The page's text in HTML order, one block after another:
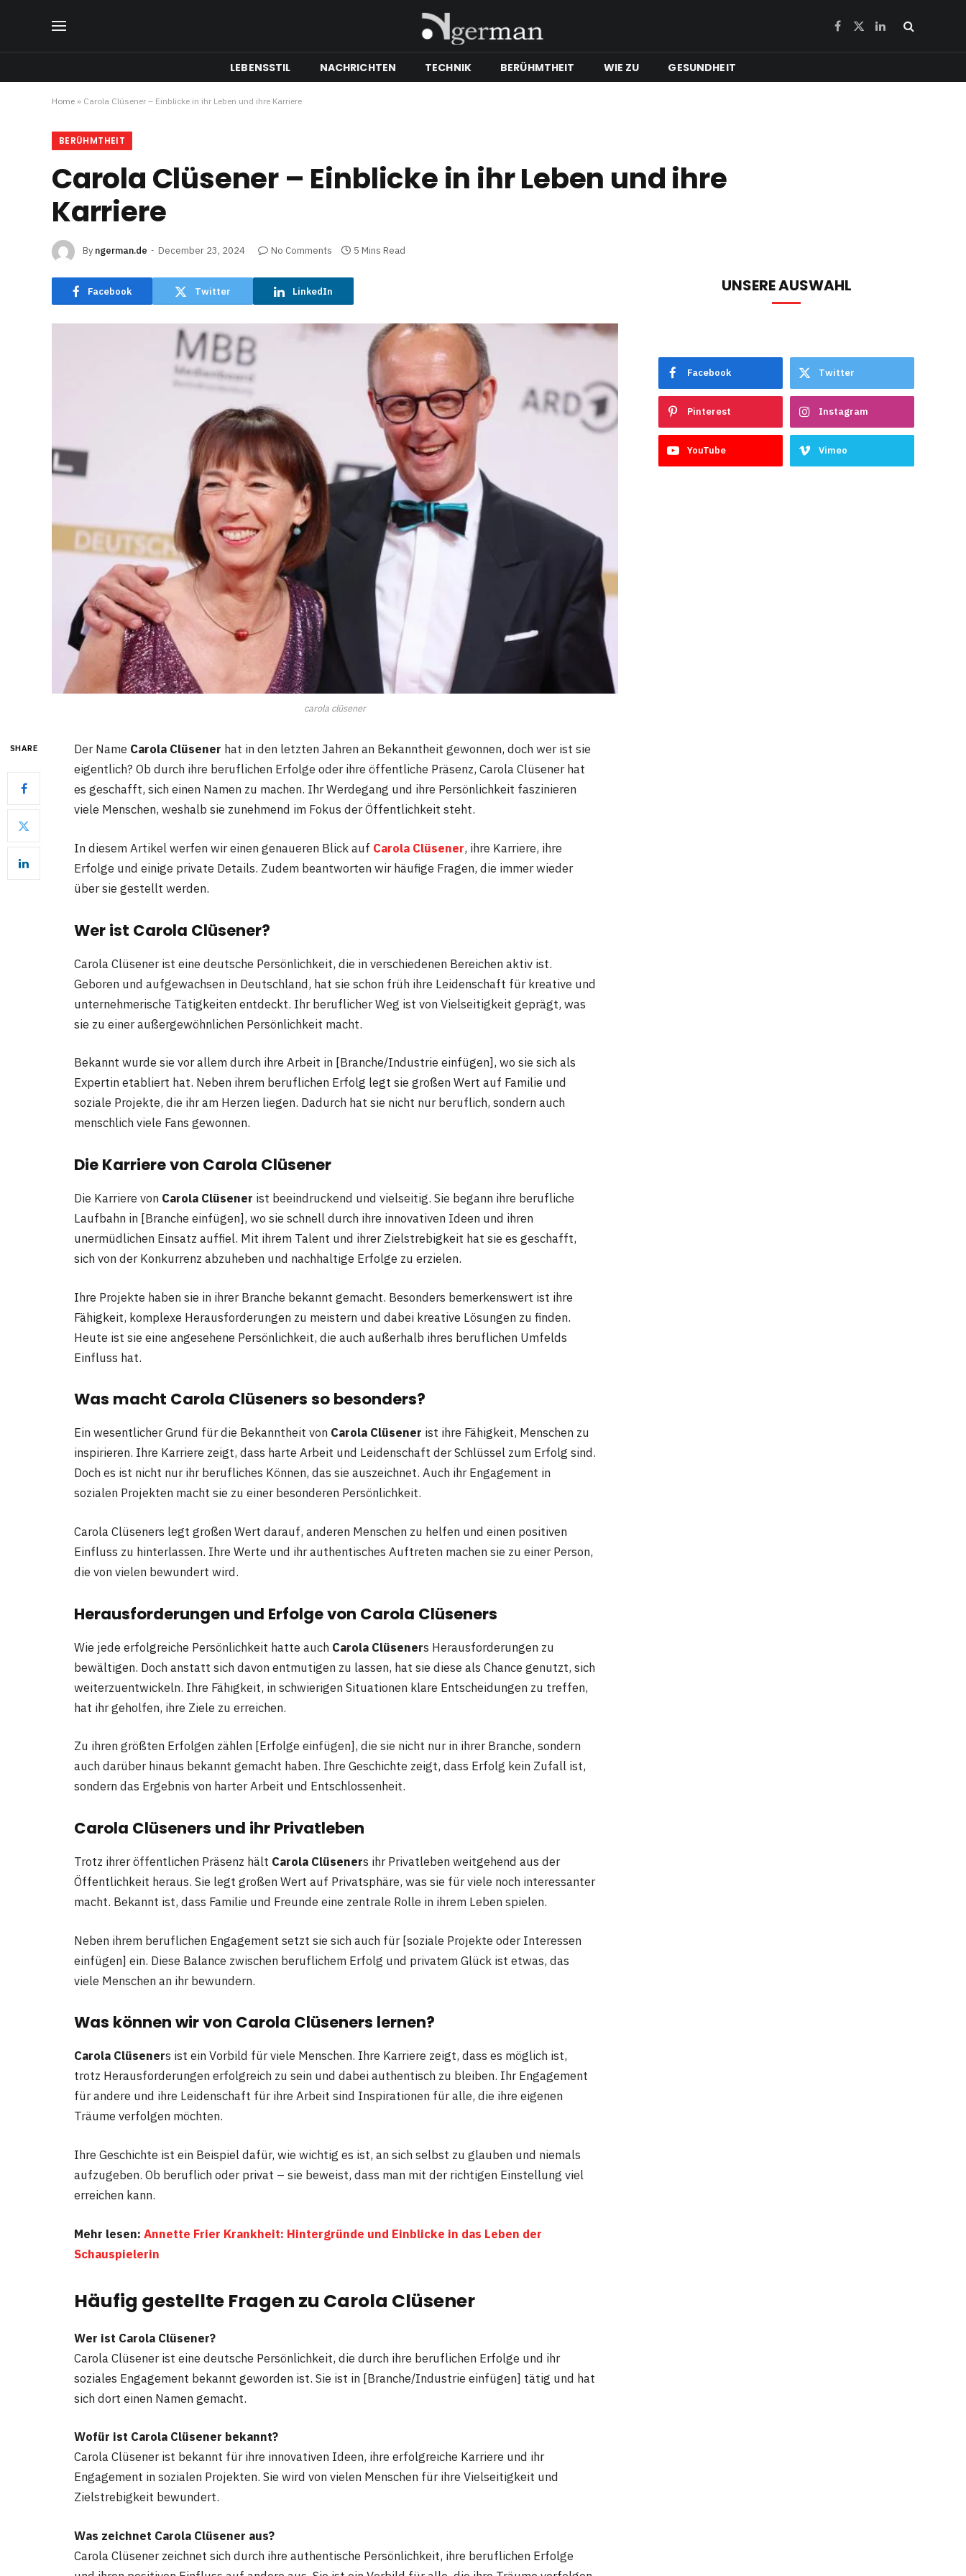
Facebook
X
LinkedIn
LEBENSSTIL NACHRICHTEN TECHNIK BERÜHMTHEIT WIE ZU GESUNDHEIT
Home » Carola Clüsener – Einblicke in ihr Leben und ihre Karriere
BERÜHMTHEIT
Carola Clüsener – Einblicke in ihr Leben und ihre
Karriere
By ngerman.de December 23, 2024 No Comments 5 Mins Read
Facebook Twitter LinkedIn
carola clüsener
SHARE Der Name Carola Clüsener hat in den letzten Jahren an Bekanntheit gewonnen, doch wer ist sie
eigentlich? Ob durch ihre beruflichen Erfolge oder ihre öffentliche Präsenz, Carola Clüsener hat
es geschafft, sich einen Namen zu machen. Ihr Werdegang und ihre Persönlichkeit faszinieren
viele Menschen, weshalb sie zunehmend im Fokus der Öffentlichkeit steht.
In diesem Artikel werfen wir einen genaueren Blick auf Carola Clüsener, ihre Karriere, ihre
Erfolge und einige private Details. Zudem beantworten wir häufige Fragen, die immer wieder
über sie gestellt werden.
Wer ist Carola Clüsener?
Carola Clüsener ist eine deutsche Persönlichkeit, die in verschiedenen Bereichen aktiv ist.
Geboren und aufgewachsen in Deutschland, hat sie schon früh ihre Leidenschaft für kreative und
unternehmerische Tätigkeiten entdeckt. Ihr beruflicher Weg ist von Vielseitigkeit geprägt, was
sie zu einer außergewöhnlichen Persönlichkeit macht.
Bekannt wurde sie vor allem durch ihre Arbeit in [Branche/Industrie einfügen], wo sie sich als
Expertin etabliert hat. Neben ihrem beruflichen Erfolg legt sie großen Wert auf Familie und
soziale Projekte, die ihr am Herzen liegen. Dadurch hat sie nicht nur beruflich, sondern auch
menschlich viele Fans gewonnen.
Die Karriere von Carola Clüsener
Die Karriere von Carola Clüsener ist beeindruckend und vielseitig. Sie begann ihre berufliche
Laufbahn in [Branche einfügen], wo sie schnell durch ihre innovativen Ideen und ihren
unermüdlichen Einsatz auffiel. Mit ihrem Talent und ihrer Zielstrebigkeit hat sie es geschafft,
sich von der Konkurrenz abzuheben und nachhaltige Erfolge zu erzielen.
Ihre Projekte haben sie in ihrer Branche bekannt gemacht. Besonders bemerkenswert ist ihre
Fähigkeit, komplexe Herausforderungen zu meistern und dabei kreative Lösungen zu finden.
Heute ist sie eine angesehene Persönlichkeit, die auch außerhalb ihres beruflichen Umfelds
Einfluss hat.
Was macht Carola Clüseners so besonders?
Ein wesentlicher Grund für die Bekanntheit von Carola Clüsener ist ihre Fähigkeit, Menschen zu
inspirieren. Ihre Karriere zeigt, dass harte Arbeit und Leidenschaft der Schlüssel zum Erfolg sind.
Doch es ist nicht nur ihr berufliches Können, das sie auszeichnet. Auch ihr Engagement in
sozialen Projekten macht sie zu einer besonderen Persönlichkeit.
Carola Clüseners legt großen Wert darauf, anderen Menschen zu helfen und einen positiven
Einfluss zu hinterlassen. Ihre Werte und ihr authentisches Auftreten machen sie zu einer Person,
die von vielen bewundert wird.
Herausforderungen und Erfolge von Carola Clüseners
Wie jede erfolgreiche Persönlichkeit hatte auch Carola Clüseners Herausforderungen zu
bewältigen. Doch anstatt sich davon entmutigen zu lassen, hat sie diese als Chance genutzt, sich
weiterzuentwickeln. Ihre Fähigkeit, in schwierigen Situationen klare Entscheidungen zu treffen,
hat ihr geholfen, ihre Ziele zu erreichen.
Zu ihren größten Erfolgen zählen [Erfolge einfügen], die sie nicht nur in ihrer Branche, sondern
auch darüber hinaus bekannt gemacht haben. Ihre Geschichte zeigt, dass Erfolg kein Zufall ist,
sondern das Ergebnis von harter Arbeit und Entschlossenheit.
Carola Clüseners und ihr Privatleben
Trotz ihrer öffentlichen Präsenz hält Carola Clüseners ihr Privatleben weitgehend aus der
Öffentlichkeit heraus. Sie legt großen Wert auf Privatsphäre, was sie für viele noch interessanter
macht. Bekannt ist, dass Familie und Freunde eine zentrale Rolle in ihrem Leben spielen.
Neben ihrem beruflichen Engagement setzt sie sich auch für [soziale Projekte oder Interessen
einfügen] ein. Diese Balance zwischen beruflichem Erfolg und privatem Glück ist etwas, das
viele Menschen an ihr bewundern.
Was können wir von Carola Clüseners lernen?
Carola Clüseners ist ein Vorbild für viele Menschen. Ihre Karriere zeigt, dass es möglich ist,
trotz Herausforderungen erfolgreich zu sein und dabei authentisch zu bleiben. Ihr Engagement
für andere und ihre Leidenschaft für ihre Arbeit sind Inspirationen für alle, die ihre eigenen
Träume verfolgen möchten.
Ihre Geschichte ist ein Beispiel dafür, wie wichtig es ist, an sich selbst zu glauben und niemals
aufzugeben. Ob beruflich oder privat – sie beweist, dass man mit der richtigen Einstellung viel
erreichen kann.
Mehr lesen: Annette Frier Krankheit: Hintergründe und Einblicke in das Leben der
Schauspielerin
Häufig gestellte Fragen zu Carola Clüsener
Wer ist Carola Clüsener?
Carola Clüsener ist eine deutsche Persönlichkeit, die durch ihre beruflichen Erfolge und ihr
soziales Engagement bekannt geworden ist. Sie ist in [Branche/Industrie einfügen] tätig und hat
sich dort einen Namen gemacht.
Wofür ist Carola Clüsener bekannt?
Carola Clüsener ist bekannt für ihre innovativen Ideen, ihre erfolgreiche Karriere und ihr
Engagement in sozialen Projekten. Sie wird von vielen Menschen für ihre Vielseitigkeit und
Zielstrebigkeit bewundert.
Was zeichnet Carola Clüsener aus?
Carola Clüsener zeichnet sich durch ihre authentische Persönlichkeit, ihre beruflichen Erfolge
UNSERE AUSWAHL
Facebook Twitter
Pinterest Instagram
YouTube Vimeo